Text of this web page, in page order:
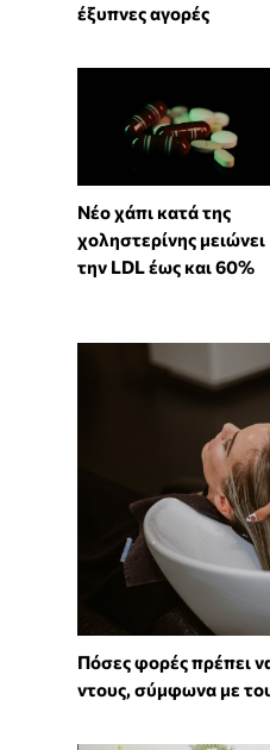
έξυπνες αγορές
Νέο χάπι κατά της
χοληστερίνης μειώνει
την LDL έως και 60%
Πόσες φορές πρέπει
ντους, σύμφωνα με